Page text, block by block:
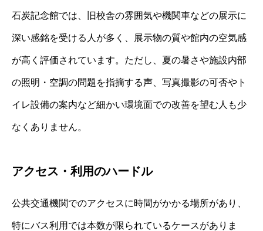
石炭記念館では、旧校舎の雰囲気や機関車などの展示に
深い感銘を受ける人が多く、展示物の質や館内の空気感
が高く評価されています。ただし、夏の暑さや施設内部
の照明・空調の問題を指摘する声、写真撮影の可否やト
イレ設備の案内など細かい環境面での改善を望む人も少
なくありません。
アクセス・利用のハードル
公共交通機関でのアクセスに時間がかかる場所があり、
特にバス利用では本数が限られているケースがありま